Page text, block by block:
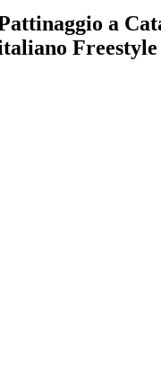
a
Freestyle